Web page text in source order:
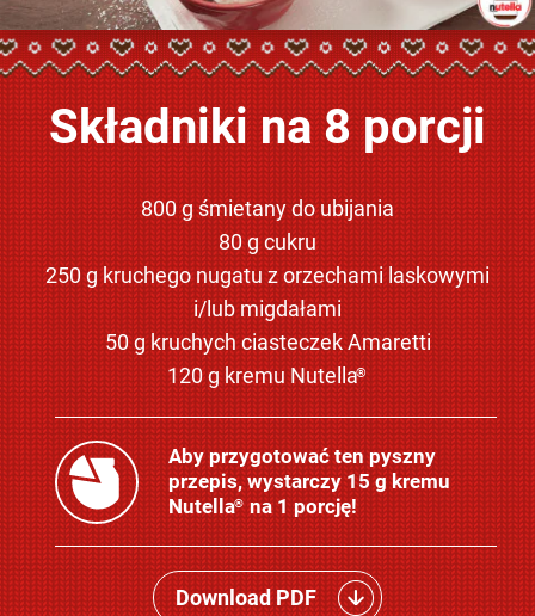
Składniki na 8 porcji
800 g śmietany do ubijania
80 g cukru
250 g kruchego nugatu z orzechami laskowymi
i/lub migdałami
50 g kruchych ciasteczek Amaretti
120 g kremu Nutella®
Aby przygotować ten pyszny
przepis, wystarczy 15 g kremu
Nutella® na 1 porcję!
Download PDF